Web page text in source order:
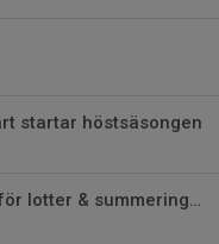
startar höstsäsongen
Sista chansen att betala in för lotter & summering av matchhelg